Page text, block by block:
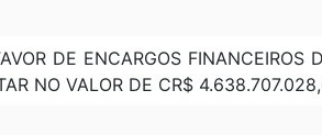
DE ENCARGOS FINANCEIROS
NO VALOR DE CR$